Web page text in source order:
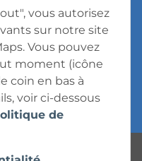
TVA incluse, frais
vous autorisez
sur notre site
Vous pouvez
moment (icône
coin en bas à
voir ci-dessous
de